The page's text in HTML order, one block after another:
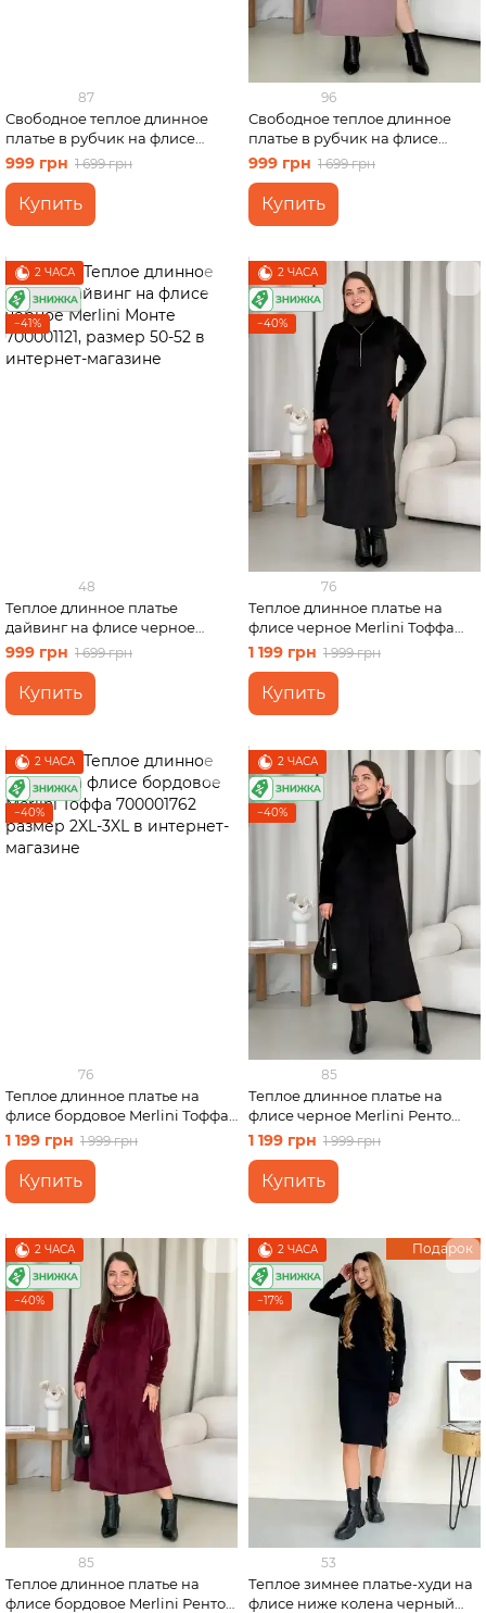
87
Свободное теплое длинное
платье в рубчик на флисе
бежевое Merlini Генуя
700001082 размер 2XL-3XL (50-
52)
999 грн 1 699 грн
Купить
96
Свободное теплое длинное
платье в рубчик на флисе
бежевое Merlini Мартен
700001102 размер 2XL-3XL (50-
52)
999 грн 1 699 грн
Купить
2 ЧАСА
−41%
48
Теплое длинное платье
дайвинг на флисе черное
Merlini Монте 700001121,
размер 50-52
999 грн 1 699 грн
Купить
2 ЧАСА
−40%
76
Теплое длинное платье на
флисе черное Merlini Тоффа
700001761 размер 2XL-3XL
1 199 грн 1 999 грн
Купить
2 ЧАСА
−40%
76
Теплое длинное платье на
флисе бордовое Merlini Тоффа
700001762 размер 2XL-3XL
1 199 грн 1 999 грн
Купить
2 ЧАСА
−40%
85
Теплое длинное платье на
флисе черное Merlini Ренто
700001781 размер 2XL-3XL
1 199 грн 1 999 грн
Купить
2 ЧАСА
−40%
85
Теплое длинное платье на
флисе бордовое Merlini Ренто
Подарок
2 ЧАСА
−17%
53
Теплое зимнее платье-худи на
флисе ниже колена черный